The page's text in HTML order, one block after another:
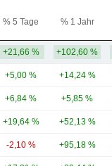
% 5 Tage % 1 Jahr
+21,66 % +102,60 %
+5,00 % +14,24 %
+6,84 % +5,85 %
+19,64 % +52,13 %
-2,10 % +95,18 %